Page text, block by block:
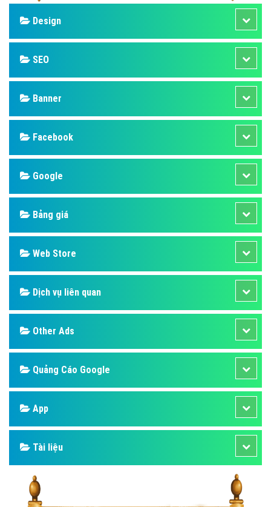
Design
SEO
Banner
Facebook
Google
Bảng giá
Web Store
Dịch vụ liên quan
Other Ads
Quảng Cáo Google
App
Tài liệu